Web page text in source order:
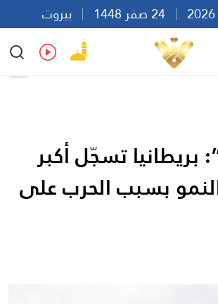
بيروت
Ar
بريطانيا تسجّل أكبر
بسبب الحرب على